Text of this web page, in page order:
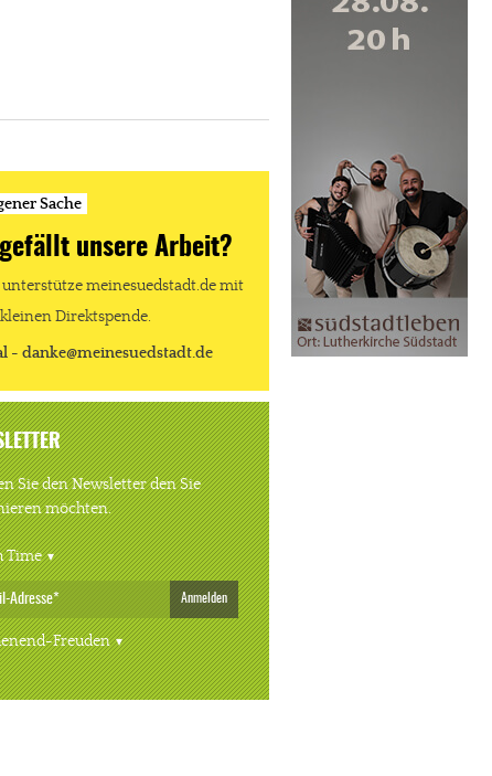
Sache
unsere Arbeit?
meinesuedstadt.de mit
Direktspende.
- danke@meinesuedstadt.de
Sie den Newsletter den Sie
möchten.
Time
Anmelden
Freuden